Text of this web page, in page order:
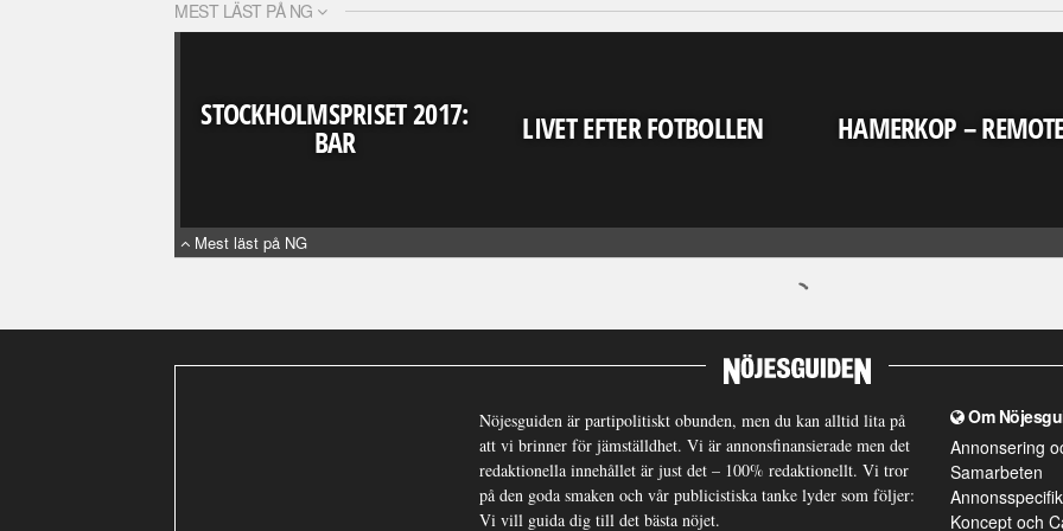
MEST LÄST PÅ NG
STOCKHOLMSPRISET 2017:
BAR LIVET EFTER FOTBOLLEN HAMERKOP –
Mest läst på NG
Nöjesguiden är partipolitiskt obunden, men du kan alltid lita på
att vi brinner för jämställdhet. Vi är annonsfinansierade men det
redaktionella innehållet är just det – 100% redaktionellt. Vi tror
på den goda smaken och vår publicistiska tanke lyder som följer:
Vi vill guida dig till det bästa nöjet.
Om
Annonsering
Samarbeten
Koncept och